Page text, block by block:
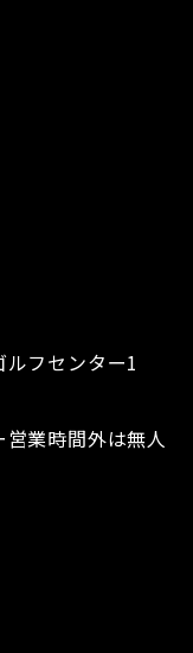
フセンター1
業時間外は無人